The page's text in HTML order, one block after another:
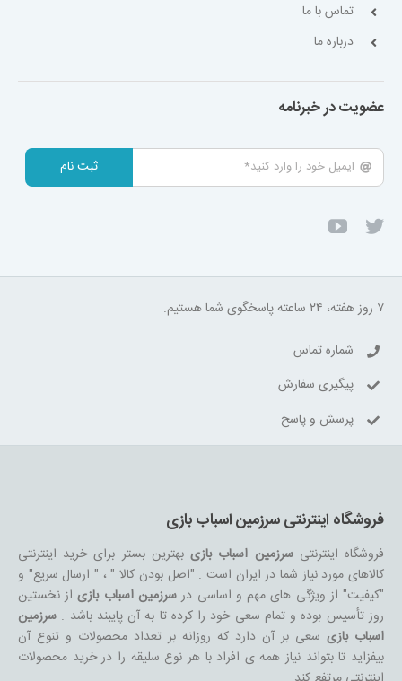
تماس با ما
درباره ما
عضویت در خبرنامه
ثبت نام
۷ روز هفته، ۲۴ ساعته پاسخگوی شما هستیم.
شماره تماس
پیگیری سفارش
پرسش و پاسخ
فروشگاه اینترنتی سرزمین اسباب بازی
فروشگاه اینترنتیسرزمین اسباب بازیبهترین بستر برای خرید اینترنتی
کالاهای مورد نیاز شما در ایران است . "اصل بودن کالا " ، " ارسال سریع" و
"کیفیت" از ویژگی های مهم و اساسی درسرزمین اسباب بازیاز نخستین
روز تأسیس بوده و تمام سعی خود را کرده تا به آن پایبند باشد .سرزمین
اسباب بازیسعی بر آن دارد که روزانه بر تعداد محصولات و تنوع آن
بیفزاید تا بتواند نیاز همه ی افراد با هر نوع سلیقه را در خرید محصولات